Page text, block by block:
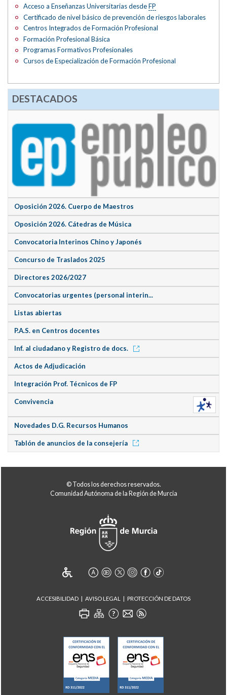
Acceso a Enseñanzas Universitarias desdeFP
Certificado de nivel básico de prevención de riesgos laborales
Centros Integrados de Formación Profesional
Formación Profesional Básica
Programas Formativos Profesionales
Cursos de Especialización de Formación Profesional
DESTACADOS
Oposición 2026. Cuerpo de Maestros
Oposición 2026. Cátedras de Música
Convocatoria Interinos Chino y Japonés
Concurso de Traslados 2025
Directores 2026/2027
Convocatorias urgentes (personal interin...
Listas abiertas
P.A.S. en Centros docentes
Inf. al ciudadano y Registro de docs.
Actos de Adjudicación
Integración Prof. Técnicos de FP
Convivencia
Novedades D.G. Recursos Humanos
Tablón de anuncios de la consejería
© Todos los derechos reservados.
Comunidad Autónoma de la Región de Murcia
ACCESIBILIDAD AVISO LEGAL PROTECCIÓN DE DATOS